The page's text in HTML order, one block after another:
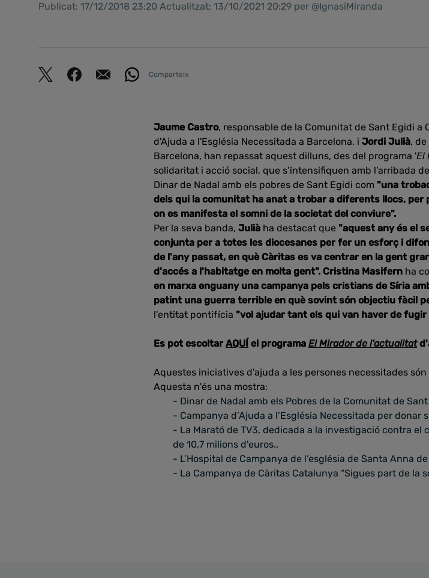
Publicat: 17/12/2018 23:20 Actualitzat: 13/10/2021 20:29 per @IgnasiMiranda
Comparteix
Jaume Castro, responsable de la Comunitat de Sant Egidi a
d'Ajuda a l'Església Necessitada a Barcelona, i Jordi Julià,
Barcelona, han repassat aquest dilluns, des del programa 'El
solidaritat i acció social, que s’intensifiquen amb l’arribada
Dinar de Nadal amb els pobres de Sant Egidi com "una
dels qui la comunitat ha anat a trobar a diferents llocs,
on es manifesta el somni de la societat del conviure".
Per la seva banda, Julià ha destacat que "aquest any és el
conjunta per a totes les diocesanes per fer un esforç i
de l'any passat, en què Càritas es va centrar en la gent
d'accés a l'habitatge en molta gent". Cristina Masifern ha
en marxa enguany una campanya pels cristians de Síria
patint una guerra terrible en què sovint són objectiu fàcil
l'entitat pontifícia "vol ajudar tant els qui van haver de
Es pot escoltar AQUÍ el programa El Mirador de l'actualitat
Aquestes iniciatives d’ajuda a les persones necessitades
Aquesta n'és una mostra:
- Dinar de Nadal amb els Pobres de la Comunitat de
- Campanya d’Ajuda a l’Església Necessitada per donar
- La Marató de TV3, dedicada a la investigació contra
de 10,7 milions d'euros..
- L’Hospital de Campanya de l’església de Santa Anna
- La Campanya de Càritas Catalunya “Sigues part de la